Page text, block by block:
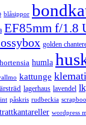
blåsippor
EF85mm f/1.8
golden
hortensia humla
kattunge
lagerhaus lavendel
påskris rudbeckia
trattkantareller wordpress